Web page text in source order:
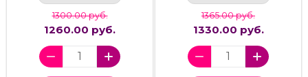
1300.00 руб.
1260.00 руб.
1365.00 руб.
1330.00 руб.